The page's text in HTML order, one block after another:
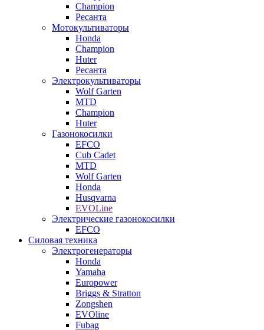
Champion
Ресанта
Мотокультиваторы
Honda
Champion
Huter
Ресанта
Электрокультиваторы
Wolf Garten
MTD
Champion
Huter
Газонокосилки
EFCO
Cub Cadet
MTD
Wolf Garten
Honda
Husqvarna
EVOLine
Электрические газонокосилки
EFCO
Силовая техника
Электрогенераторы
Honda
Yamaha
Europower
Briggs & Stratton
Zongshen
EVOline
Fubag